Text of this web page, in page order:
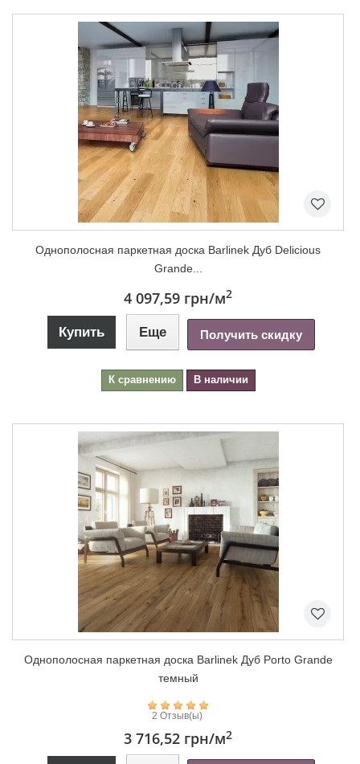
Однополосная паркетная доска Barlinek Дуб Delicious
Grande...
4 097,59 грн/м2
Купить Еще Получить скидку
К сравнению В наличии
Однополосная паркетная доска Barlinek Дуб Porto Grande
темный
2 Отзыв(ы)
3 716,52 грн/м2